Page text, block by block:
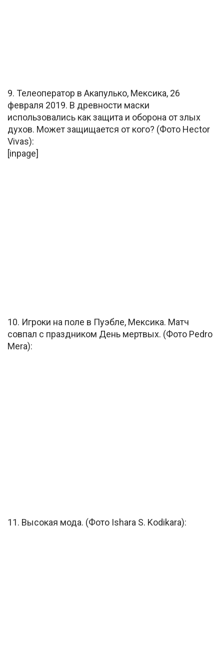
9. Телеоператор в Акапулько, Мексика, 26
февраля 2019. В древности маски
использовались как защита и оборона от злых
духов. Может защищается от кого? (Фото Hector
Vivas):
[inpage]
10. Игроки на поле в Пуэбле, Мексика. Матч
совпал с праздником День мертвых. (Фото Pedro
Mera):
11. Высокая мода. (Фото Ishara S. Kodikara):